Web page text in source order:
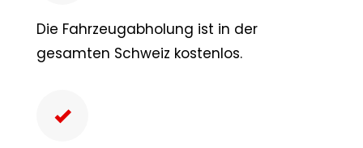
Die Fahrzeugabholung ist in der
gesamten Schweiz kostenlos.